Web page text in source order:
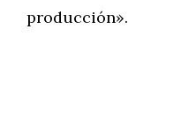
producción».